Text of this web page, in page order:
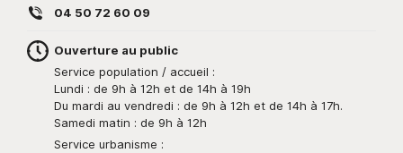
04 50 72 60 09
Ouverture au public
Service population / accueil :
Lundi : de 9h à 12h et de 14h à 19h
Du mardi au vendredi : de 9h à 12h et de 14h à 17h.
Samedi matin : de 9h à 12h
Service urbanisme :